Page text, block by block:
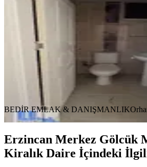
Merkez, Cumhuriyet
145 m² 3. Kat
22.000 ₺
BEDİR EMLAK & DANIŞMANLIK
BEDİR EMLAK & DANIŞMANLIK
Erzincan Merkez Gölcük
Kiralık Daire İçindeki